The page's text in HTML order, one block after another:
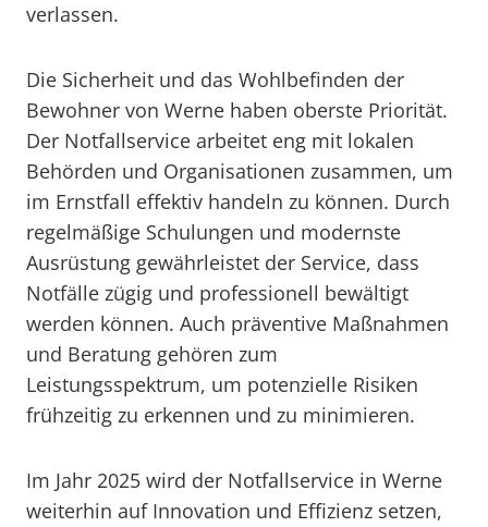
verlassen.
Die Sicherheit und das Wohlbefinden der
Bewohner von Werne haben oberste Priorität.
Der Notfallservice arbeitet eng mit lokalen
Behörden und Organisationen zusammen, um
im Ernstfall effektiv handeln zu können. Durch
regelmäßige Schulungen und modernste
Ausrüstung gewährleistet der Service, dass
Notfälle zügig und professionell bewältigt
werden können. Auch präventive Maßnahmen
und Beratung gehören zum
Leistungsspektrum, um potenzielle Risiken
frühzeitig zu erkennen und zu minimieren.
Im Jahr 2025 wird der Notfallservice in Werne
weiterhin auf Innovation und Effizienz setzen,